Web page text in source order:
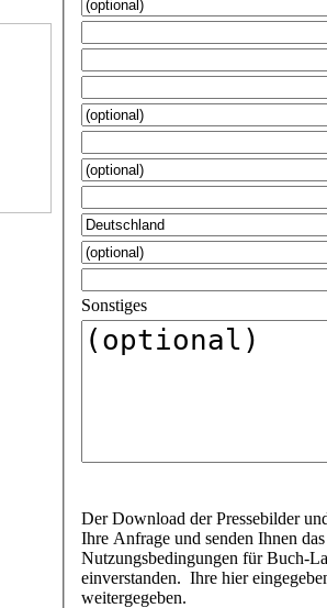
Sonstiges
Der Download der Pressebilder und Layouts ist für jeden Titel mit einem gesonderten Passwort geschützt. Gerne bearbeiten wir
Ihre Anfrage und senden Ihnen das Passwort schnellstmöglich zu. Mit dem Download der Daten erklären Sie sich mit den
Nutzungsbedingungen für Buch-Layouts und Pressebilder (beim jeweiligen Buchtitel im Pressebereich hinterlegt)
einverstanden. Ihre hier eingegebenen Daten werden durch Schirmer/Mosel nicht an andere Personen oder Unternehmen
weitergegeben.